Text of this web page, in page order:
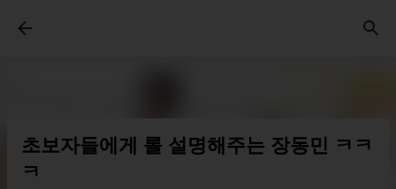
초보자들에게 롤 설명해주는 장동민 ㅋㅋ
ㅋ